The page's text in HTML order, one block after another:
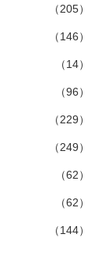
（205）
（146）
（14）
（96）
（229）
（249）
（62）
（62）
（144）